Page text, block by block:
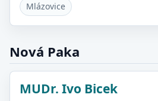
Mlázovice
Nová Paka
MUDr. Ivo Bicek